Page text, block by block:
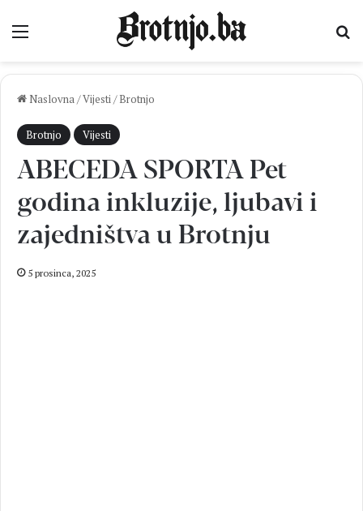
Izbornik
Naslovna/Vijesti/ Brotnjo
Brotnjo Vijesti
ABECEDA SPORTA Pet
godina inkluzije, ljubavi i
zajedništva u Brotnju
5 prosinca, 2025